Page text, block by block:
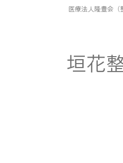
医療法人隆豊会（
垣花